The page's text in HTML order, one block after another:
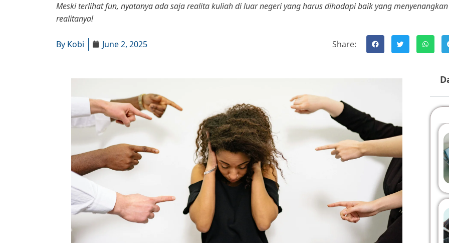
Meski terlihat fun, nyatanya ada saja realita kuliah di luar negeri yang harus dihadapi baik yang
realitanya!
By Kobi June 2, 2025 Share: